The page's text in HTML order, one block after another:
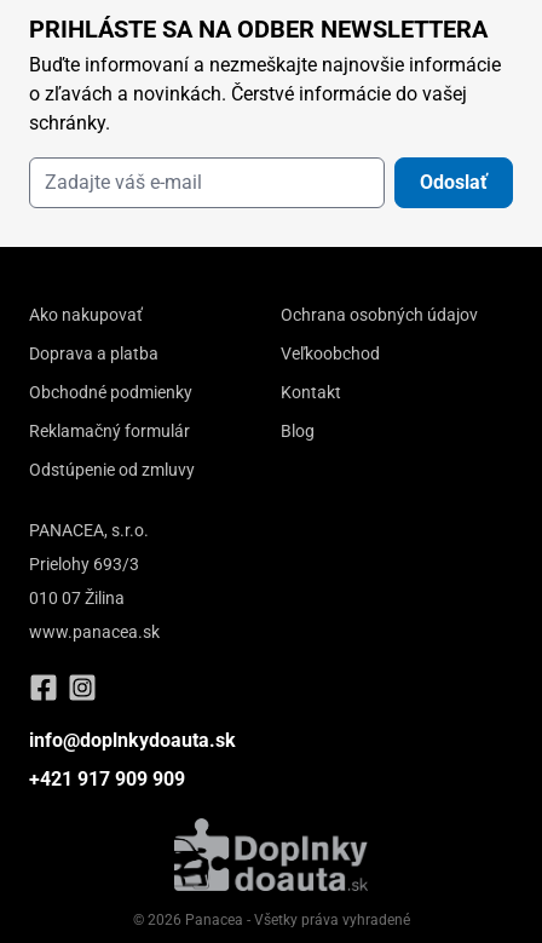
PRIHLÁSTE SA NA ODBER NEWSLETTERA
Buďte informovaní a nezmeškajte najnovšie informácie
o zľavách a novinkách. Čerstvé informácie do vašej
schránky.
Odoslať
Ako nakupovať
Doprava a platba
Obchodné podmienky
Reklamačný formulár
Odstúpenie od zmluvy
Ochrana osobných údajov
Veľkoobchod
Kontakt
Blog
PANACEA, s.r.o.
Prielohy 693/3
010 07 Žilina
www.panacea.sk
info@doplnkydoauta.sk
+421 917 909 909
© 2026 Panacea - Všetky práva vyhradené